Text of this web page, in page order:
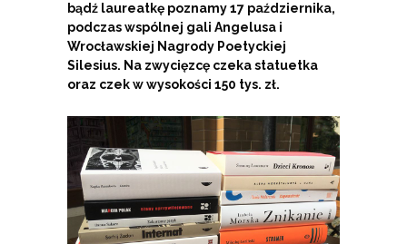
bądź laureatkę poznamy 17 października,
podczas wspólnej gali Angelusa i
Wrocławskiej Nagrody Poetyckiej
Silesius. Na zwycięzcę czeka statuetka
oraz czek w wysokości 150 tys. zł.